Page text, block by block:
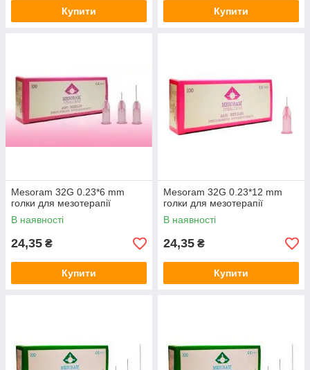
Купити Купити
Mesoram 32G 0.23*6 mm
голки для мезотерапії
В наявності
24,35 ₴
Купити
Mesoram 32G 0.23*12 mm
голки для мезотерапії
В наявності
24,35 ₴
Купити